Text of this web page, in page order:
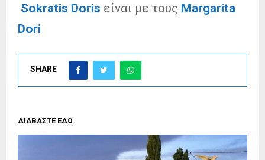
Sokratis Doris είναι με τους Margarita
Dori
SHARE
ΔΙΑΒΑΣΤΕ ΕΔΩ